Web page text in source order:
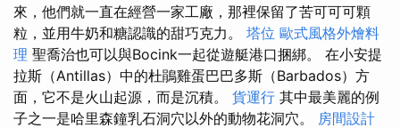
來，他們就一直在經營一家工廠，那裡保留了苦可可可顆
粒，並用牛奶和糖認識的甜巧克力。 塔位 歐式風格外燴料
理 聖喬治也可以與Bocink一起從遊艇港口捆綁。 在小安提
拉斯（Antillas）中的杜鵑雞蛋巴巴多斯（Barbados）方
面，它不是火山起源，而是沉積。 貨運行 其中最美麗的例
子之一是哈里森鐘乳石洞穴以外的動物花洞穴。 房間設計